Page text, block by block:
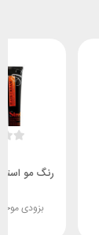
رنگ مو
بزودی